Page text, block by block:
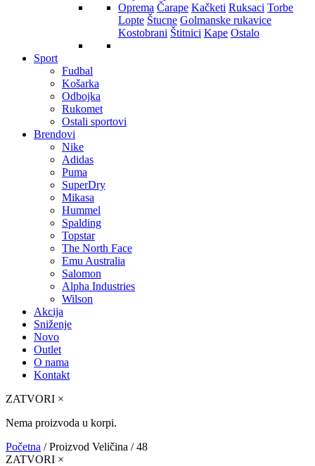
Oprema Čarape Kačketi Ruksaci Torbe
Lopte Štucne Golmanske rukavice
Kostobrani Štitnici Kape Ostalo
Sport
Fudbal
Košarka
Odbojka
Rukomet
Ostali sportovi
Brendovi
Nike
Adidas
Puma
SuperDry
Mikasa
Hummel
Spalding
Topstar
The North Face
Emu Australia
Salomon
Alpha Industries
Wilson
Akcija
Sniženje
Novo
Outlet
O nama
Kontakt
ZATVORI ×
Nema proizvoda u korpi.
Početna / Proizvod Veličina / 48
ZATVORI ×